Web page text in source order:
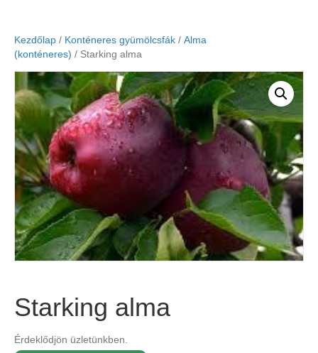
Kezdőlap / Konténeres gyümölcsfák / Alma
(konténeres) / Starking alma
Starking alma
Érdeklődjön üzletünkben.